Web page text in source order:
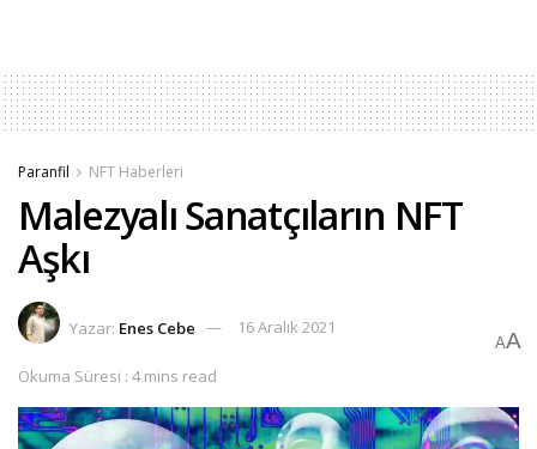
Paranfil NFT Haberleri
Malezyalı Sanatçıların NFT
Aşkı
Yazar: Enes Cebe 16 Aralık 2021
Okuma Süresi : 4 mins read
AA